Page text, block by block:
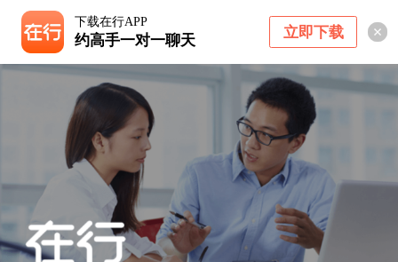
下载在行APP
约高手一对一聊天 立即下载